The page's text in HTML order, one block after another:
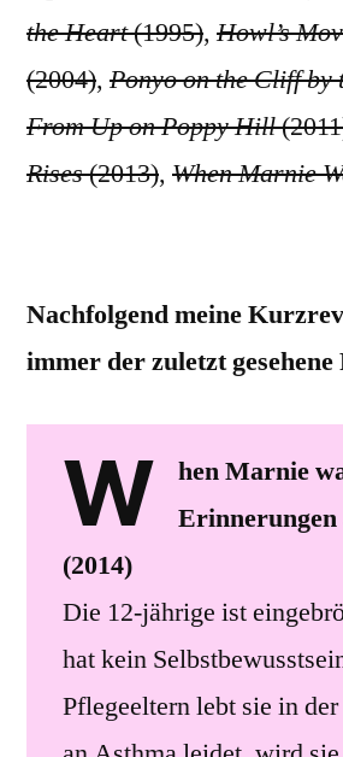
the Heart(1995),Howl’s
(2004), Ponyo on the Cliff by
From Up on Poppy Hill
Rises(2013), When Marnie
Nachfolgend meine
immer der zuletzt
W
hen Marnie
(2014)
Die 12-jährige ist
hat kein
Pflegeeltern lebt sie in